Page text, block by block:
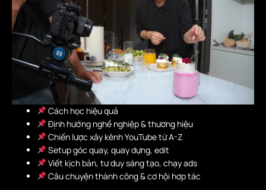
Cách học hiệu quả
Định hướng nghề nghiệp & thương hiệu
Chiến lược xây kênh YouTube từ A-Z
Setup góc quay, quay dựng, edit
Viết kịch bản, tư duy sáng tạo, chạy ads
Câu chuyện thành công & cơ hội hợp tác